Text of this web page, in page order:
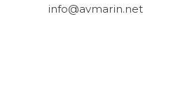
info@avmarin.net